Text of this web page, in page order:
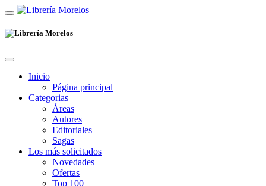
Inicio
Página principal
Categorias
Áreas
Autores
Editoriales
Sagas
Los más solicitados
Novedades
Ofertas
Top 100